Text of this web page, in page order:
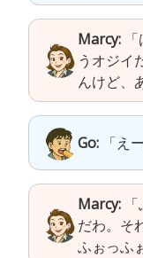
Marcy:
うオジイ
んけど、
Go: 「え
Marcy:
だわ。そ
ふぉっふ